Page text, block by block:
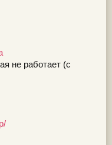
не работает (с